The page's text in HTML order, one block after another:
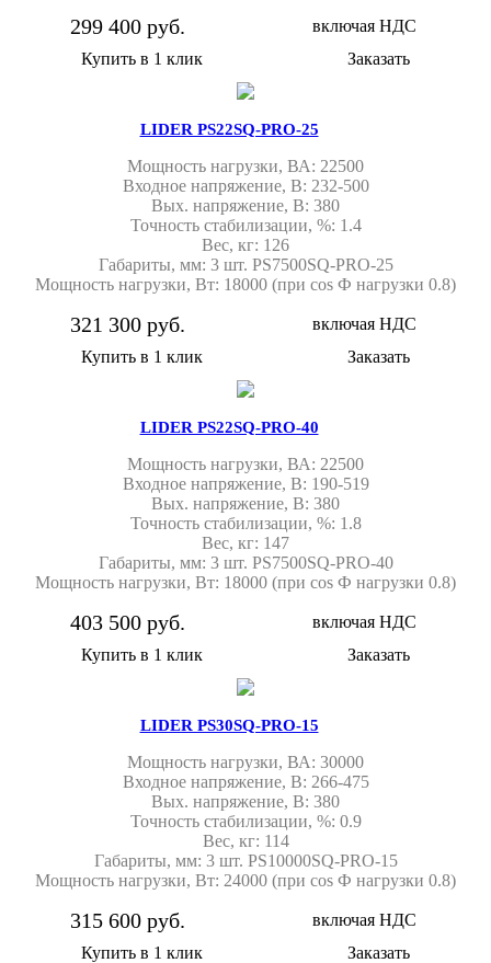
299 400 руб.
включая НДС
Купить в 1 клик
Заказать
LIDER PS22SQ-PRO-25
Мощность нагрузки, ВА: 22500
Входное напряжение, В: 232-500
Вых. напряжение, В: 380
Точность стабилизации, %: 1.4
Вес, кг: 126
Габариты, мм: 3 шт. PS7500SQ-PRO-25
Мощность нагрузки, Вт: 18000 (при cos Ф нагрузки 0.8)
321 300 руб.
включая НДС
Купить в 1 клик
Заказать
LIDER PS22SQ-PRO-40
Мощность нагрузки, ВА: 22500
Входное напряжение, В: 190-519
Вых. напряжение, В: 380
Точность стабилизации, %: 1.8
Вес, кг: 147
Габариты, мм: 3 шт. PS7500SQ-PRO-40
Мощность нагрузки, Вт: 18000 (при cos Ф нагрузки 0.8)
403 500 руб.
включая НДС
Купить в 1 клик
Заказать
LIDER PS30SQ-PRO-15
Мощность нагрузки, ВА: 30000
Входное напряжение, В: 266-475
Вых. напряжение, В: 380
Точность стабилизации, %: 0.9
Вес, кг: 114
Габариты, мм: 3 шт. PS10000SQ-PRO-15
Мощность нагрузки, Вт: 24000 (при cos Ф нагрузки 0.8)
315 600 руб.
включая НДС
Купить в 1 клик
Заказать